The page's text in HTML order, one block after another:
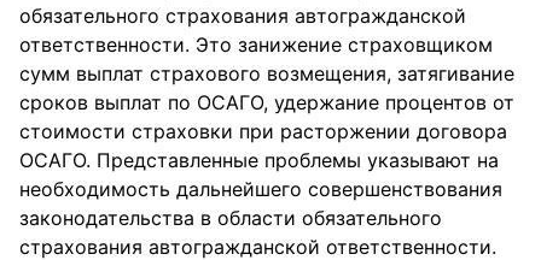
обязательного страхования автогражданской
ответственности. Это занижение страховщиком
сумм выплат страхового возмещения, затягивание
сроков выплат по ОСАГО, удержание процентов от
стоимости страховки при расторжении договора
ОСАГО. Представленные проблемы указывают на
необходимость дальнейшего совершенствования
законодательства в области обязательного
страхования автогражданской ответственности.